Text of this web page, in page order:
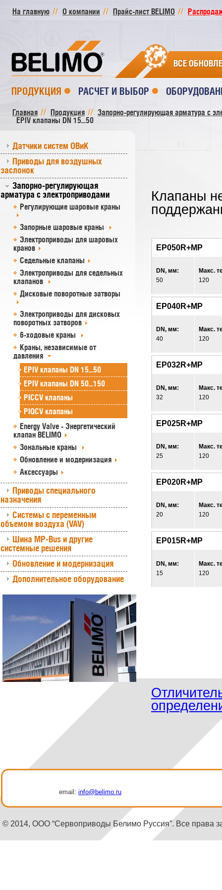
На главную О компании Прайс-лист BELIMO
ВСЕ
ПРОДУКЦИЯ РАСЧЕТ И ВЫБОР
Главная Продукция
Запорно-регулирующая арматура с
EPIV клапаны DN 15...50
Датчики систем ОВиК
Приводы для воздушных
заслонок
Запорно-регулирующая
арматура с электроприводами
Регулирующие шаровые краны
Запорные шаровые краны
Электроприводы для шаровых
кранов
Седельные клапаны
Электроприводы для седельных
клапанов
Дисковые поворотные затворы
Электроприводы для дисковых
поворотных затворов
6-ходовые краны
Краны, независимые от
давления
EPIV клапаны DN 15...50
EPIV клапаны DN 50...150
PICCV клапаны
PIQCV клапаны
Energy Valve - Энергетический
клапан BELIMO
Зональные краны
Обновление и модернизация
Аксессуары
Приводы специального
назначения
Системы с переменным
объемом воздуха (VAV)
Шина MP-Bus и другие
системные решения
Обновление и модернизация
Дополнительное оборудование
Клапаны
EP050R+MP
DN, мм:
50
Макс.
120
EP040R+MP
DN, мм:
40
Макс.
120
EP032R+MP
DN, мм:
32
Макс.
120
EP025R+MP
DN, мм:
25
Макс.
120
EP020R+MP
DN, мм:
20
Макс.
120
EP015R+MP
DN, мм:
15
Макс.
120
email: info@belimo.ru
© 2014, ООО “Сервоприводы Белимо Руссия”. Все права